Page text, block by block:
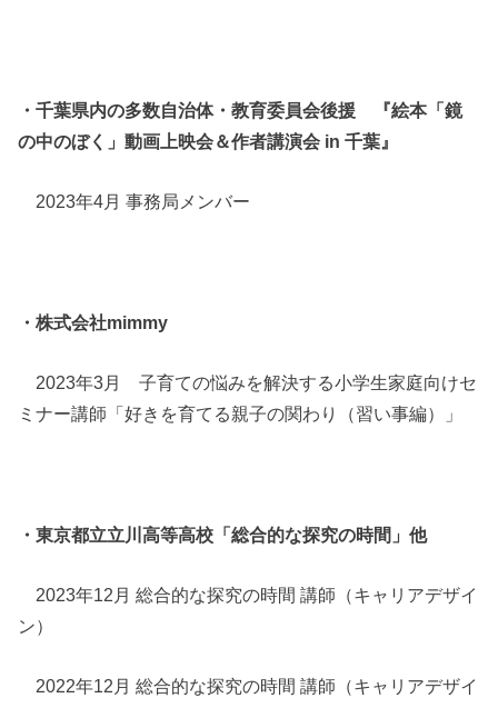
・千葉県内の多数自治体・教育委員会後援 『絵本「鏡
の中のぼく」動画上映会＆作者講演会 in 千葉』
2023年4月 事務局メンバー
・株式会社mimmy
2023年3月 子育ての悩みを解決する小学生家庭向けセ
ミナー講師「好きを育てる親子の関わり（習い事編）」
・東京都立立川高等高校「総合的な探究の時間」他
2023年12月 総合的な探究の時間 講師（キャリアデザイ
ン）
2022年12月 総合的な探究の時間 講師（キャリアデザイ